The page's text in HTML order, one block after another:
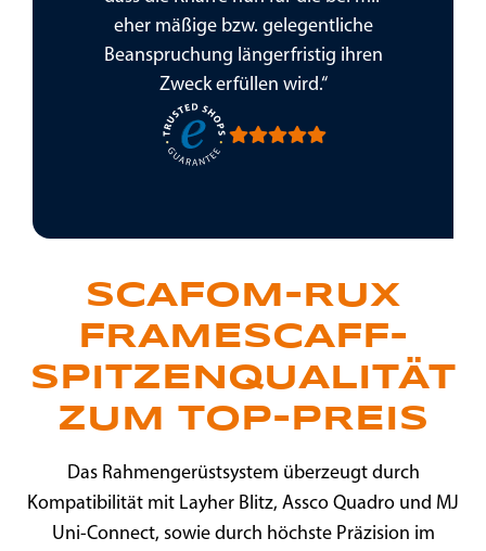
eher mäßige bzw. gelegentliche
Beanspruchung längerfristig ihren
Zweck erfüllen wird.“
SCAFOM-RUX
FRAMESCAFF-
SPITZENQUALITÄT
ZUM TOP-PREIS
Das Rahmengerüstsystem überzeugt durch
Kompatibilität mit Layher Blitz, Assco Quadro und MJ
Uni-Connect, sowie durch höchste Präzision im